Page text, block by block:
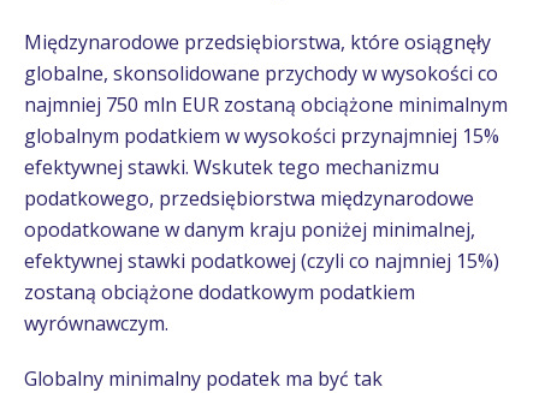
Międzynarodowe przedsiębiorstwa, które osiągnęły
globalne, skonsolidowane przychody w wysokości co
najmniej 750 mln EUR zostaną obciążone minimalnym
globalnym podatkiem w wysokości przynajmniej 15%
efektywnej stawki. Wskutek tego mechanizmu
podatkowego, przedsiębiorstwa międzynarodowe
opodatkowane w danym kraju poniżej minimalnej,
efektywnej stawki podatkowej (czyli co najmniej 15%)
zostaną obciążone dodatkowym podatkiem
wyrównawczym.
Globalny minimalny podatek ma być tak